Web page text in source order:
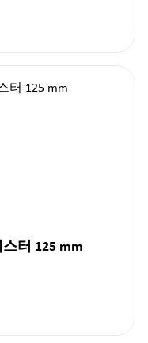
토탈락 장치가 있는 회전식 캐스터 125 mm